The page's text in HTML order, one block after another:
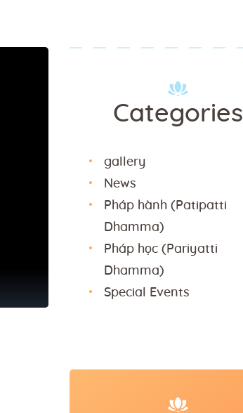
Categories
gallery
News
Pháp hành (Patipatti
Dhamma)
Pháp học (Pariyatti
Dhamma)
Special Events